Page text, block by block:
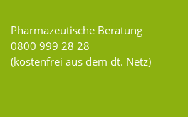
Pharmazeutische Beratung
0800 999 28 28
(kostenfrei aus dem dt. Netz)